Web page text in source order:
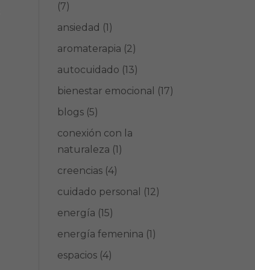
(7)
ansiedad (1)
aromaterapia (2)
autocuidado (13)
bienestar emocional
(17)
blogs (5)
conexión con la
naturaleza (1)
creencias (4)
cuidado personal
(12)
energía (15)
energía femenina (1)
espacios (4)